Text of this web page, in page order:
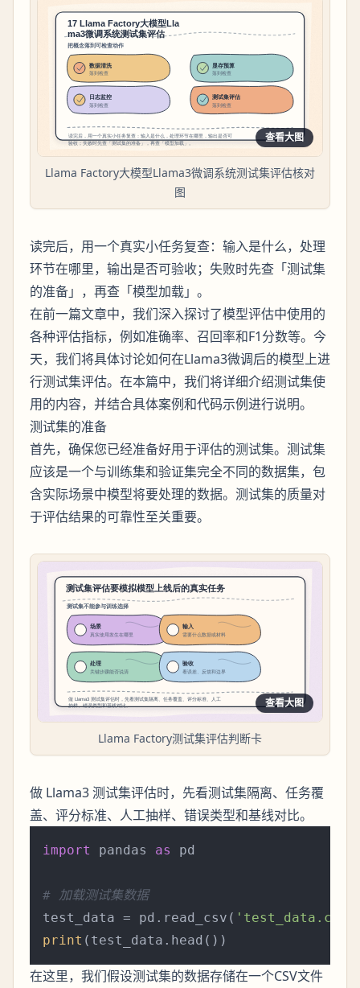
查看大图
Llama Factory大模型Llama3微调系统测试集评估核对
图
读完后，用一个真实小任务复查：输入是什么，处理
环节在哪里，输出是否可验收；失败时先查「测试集
的准备」，再查「模型加载」。
在前一篇文章中，我们深入探讨了模型评估中使用的
各种评估指标，例如准确率、召回率和F1分数等。今
天，我们将具体讨论如何在Llama3微调后的模型上进
行测试集评估。在本篇中，我们将详细介绍测试集使
用的内容，并结合具体案例和代码示例进行说明。
测试集的准备
首先，确保您已经准备好用于评估的测试集。测试集
应该是一个与训练集和验证集完全不同的数据集，包
含实际场景中模型将要处理的数据。测试集的质量对
于评估结果的可靠性至关重要。
查看大图
Llama Factory测试集评估判断卡
做 Llama3 测试集评估时，先看测试集隔离、任务覆
盖、评分标准、人工抽样、错误类型和基线对比。
import pandas as pd
# 加载测试集数据
test_data = pd.read_csv( 'test_data.csv'
print
在这里，我们假设测试集的数据存储在一个CSV文件